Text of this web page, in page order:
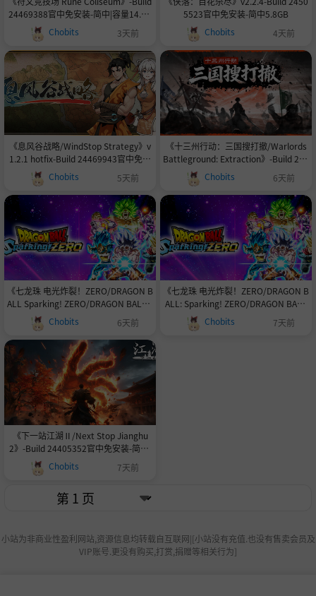
24469388官中免安装-简中|容量14.5G
Chobits 3天前
5523官中免安装-简中5.8GB
Chobits
4天前
《息风谷战略/WindStop Strategy》v
1.2.1 hotfix-Build 24469943官中免安
装-简中3.1GB
Chobits 5天前
《十三州行动：三国搜打撤/Warlords
Battleground: Extraction》-Build 244
49136官方简体中文|支持键盘.鼠标102
2.1MB
Chobits 6天前
《七龙珠 电光炸裂！ZERO/DRAGON B
ALL Sparking! ZERO/DRAGON BALL S
parking ZERO Super》v3020.019.00
3.012.013.-集成极限超突破DLC‘NE
O’官中免安装-简中|容量29GB
Chobits 6天前
《七龙珠 电光炸裂！ZERO/DRAGON B
ALL: Sparking! ZERO/DRAGON BALL
Sparking ZERO/支持网络联机》v302
0.019.003.012.013-0xdeadc0de新增
Chobits 7天前
《下一站江湖Ⅱ/Next Stop Jianghu
2》-Build 24405352官中免安装-简中|
容量18.9GB
Chobits 7天前
小站为非商业性盈利网站,资源信息均转载自互联网|[小站没有充值.也没有售卖会员及
VIP账号.更没有购买,打赏,捐赠等相关行为]